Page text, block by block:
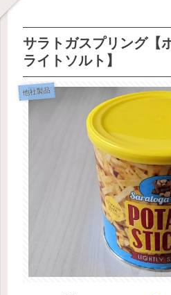
サラトガスプリング【
ライトソルト】
他社製品